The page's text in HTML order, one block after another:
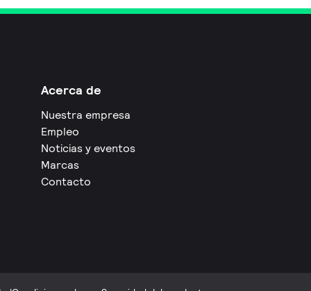
Acerca de
Nuestra empresa
Empleo
Noticias y eventos
Marcas
Contacto